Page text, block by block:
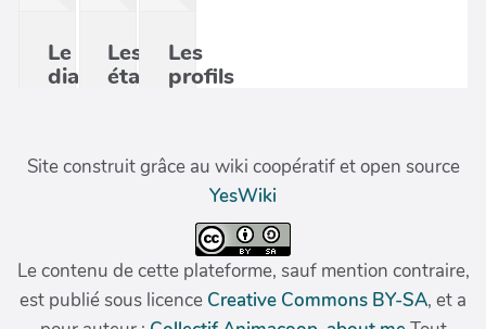
Site construit grâce au wiki coopératif et open source
YesWiki
Le contenu de cette plateforme, sauf mention contraire,
est publié sous licence Creative Commons BY-SA, et a